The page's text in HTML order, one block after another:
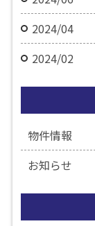
2024/04
2024/02
物件情報
お知らせ